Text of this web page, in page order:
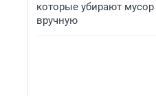
которые убирают
вручную